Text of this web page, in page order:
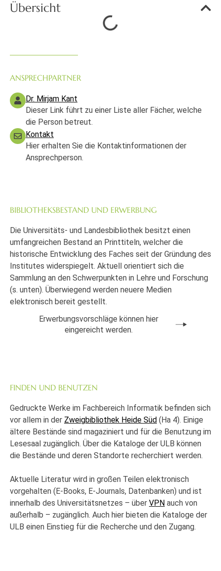
Übersicht
ANSPRECHPARTNER
Dr. Mirjam Kant
Dieser Link führt zu einer Liste aller Fächer, welche
die Person betreut.
Kontakt
Hier erhalten Sie die Kontaktinformationen der
Ansprechperson.
BIBLIOTHEKSBESTAND UND ERWERBUNG
Die Universitäts- und Landesbibliothek besitzt einen
umfangreichen Bestand an Printtiteln, welcher die
historische Entwicklung des Faches seit der Gründung des
Institutes widerspiegelt. Aktuell orientiert sich die
Sammlung an den Schwerpunkten in Lehre und Forschung
(s. unten). Überwiegend werden neuere Medien
elektronisch bereit gestellt.
Erwerbungsvorschläge können hier
eingereicht werden.
FINDEN UND BENUTZEN
Gedruckte Werke im Fachbereich Informatik befinden sich
vor allem in der Zweigbibliothek Heide Süd (Ha 4). Einige
ältere Bestände sind magaziniert und für die Benutzung im
Lesesaal zugänglich. Über die Kataloge der ULB können
die Bestände und deren Standorte recherchiert werden.
Aktuelle Literatur wird in großen Teilen elektronisch
vorgehalten (E-Books, E-Journals, Datenbanken) und ist
innerhalb des Universitätsnetzes – über VPN auch von
außerhalb – zugänglich. Auch hier bieten die Kataloge der
ULB einen Einstieg für die Recherche und den Zugang.